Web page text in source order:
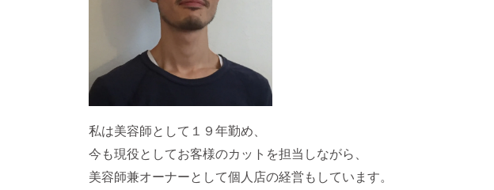
私は美容師として１９年勤め、
今も現役としてお客様のカットを担当しながら、
美容師兼オーナーとして個人店の経営もしています。